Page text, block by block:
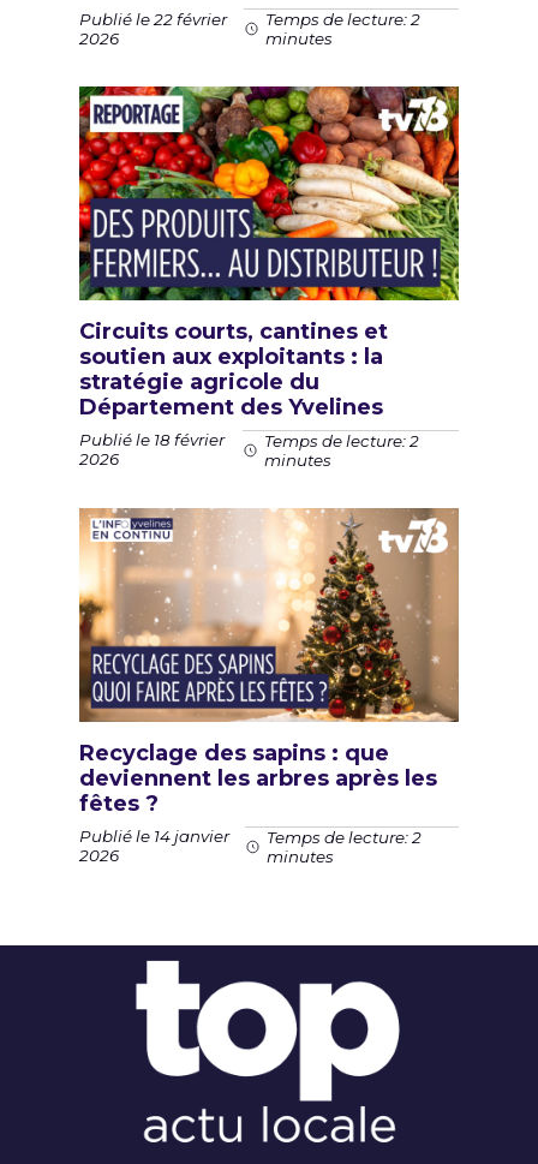
Publié le 22 février
2026
Temps de lecture: 2
minutes
Circuits courts, cantines et
soutien aux exploitants : la
stratégie agricole du
Département des Yvelines
Publié le 18 février
2026
Temps de lecture: 2
minutes
Recyclage des sapins : que
deviennent les arbres après les
fêtes ?
Publié le 14 janvier
2026
Temps de lecture: 2
minutes